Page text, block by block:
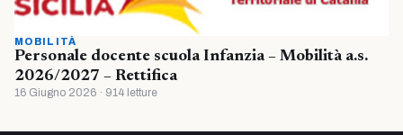
MOBILITÀ
Personale docente scuola Infanzia – Mobilità a.s.
2026/2027 – Rettifica
16 Giugno 2026 · 914 letture